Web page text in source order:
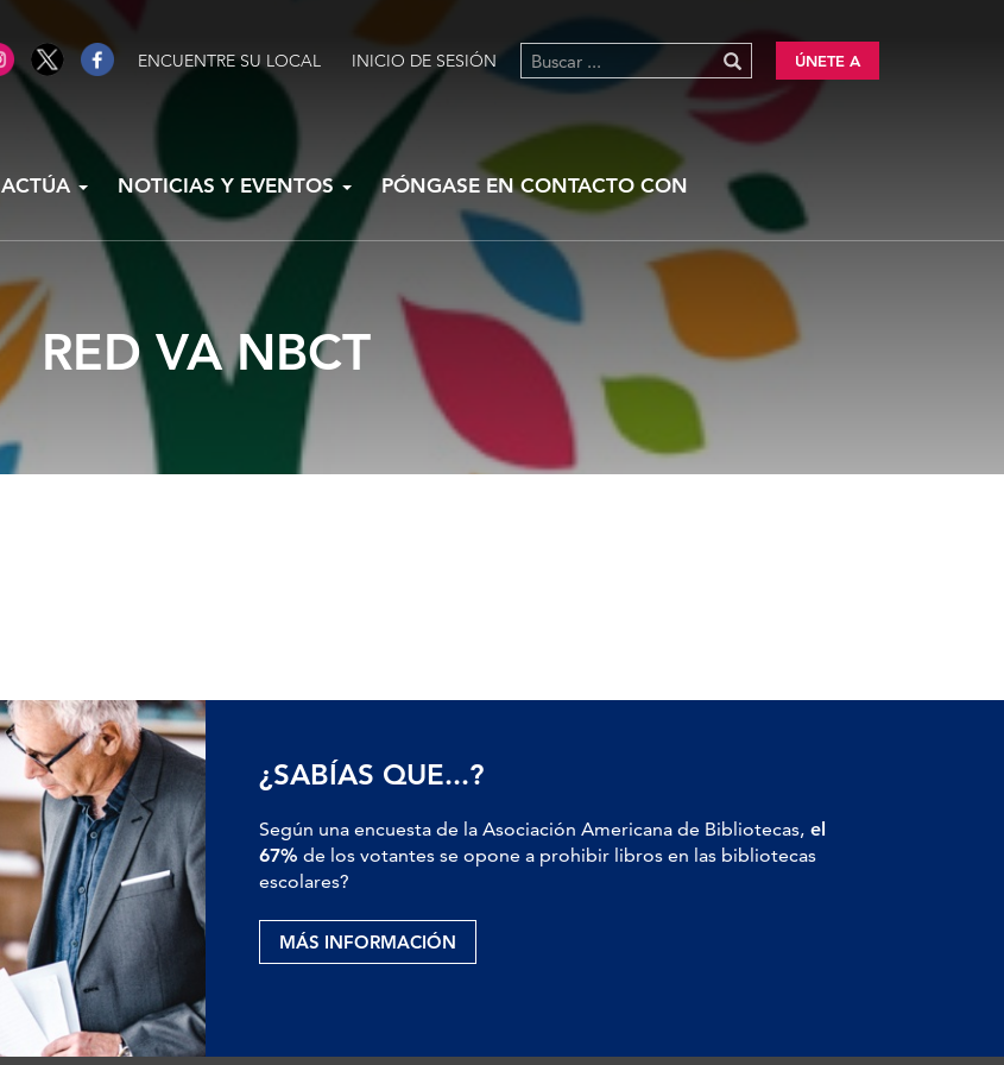
ENCUENTRE SU LOCAL INICIO DE SESIÓN ÚNETE A
ACTÚA NOTICIAS Y EVENTOS PÓNGASE EN CONTACTO CON
RED VA NBCT
¿SABÍAS QUE...?
Según una encuesta de la Asociación Americana de Bibliotecas, el
67% de los votantes se opone a prohibir libros en las bibliotecas
escolares?
MÁS INFORMACIÓN